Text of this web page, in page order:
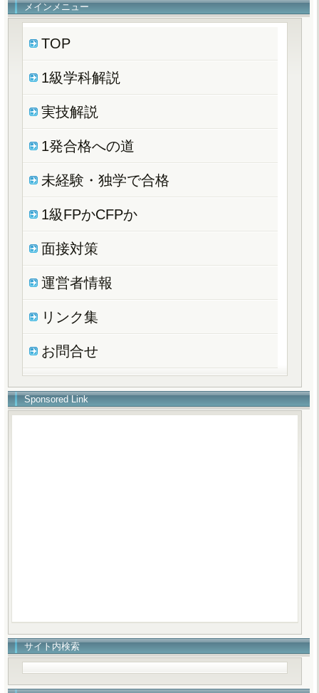
メインメニュー
TOP
1級学科解説
実技解説
1発合格への道
未経験・独学で合格
1級FPかCFPか
面接対策
運営者情報
リンク集
お問合せ
Sponsored Link
サイト内検索